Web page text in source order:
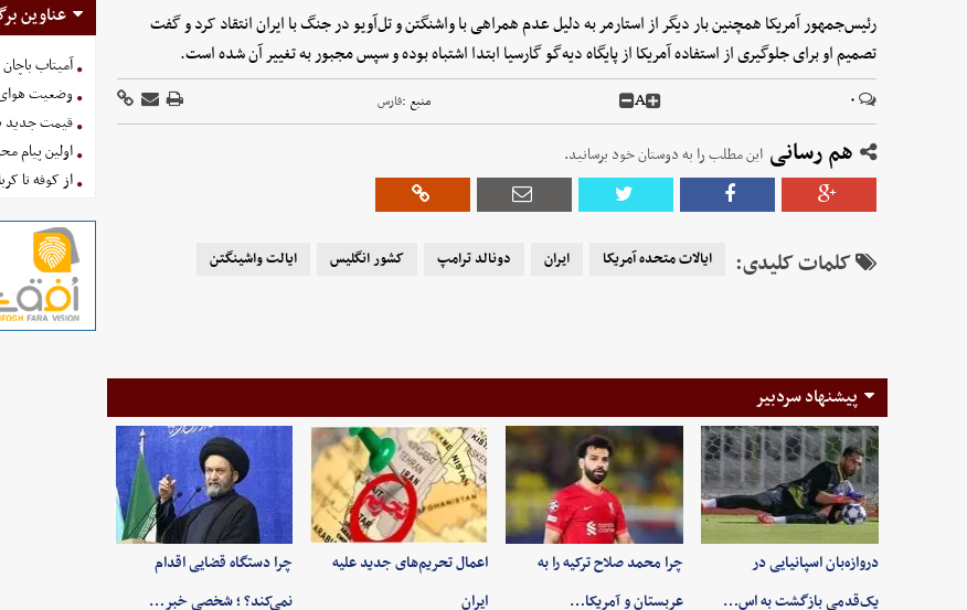
رئیس‌جمهور آمریکا همچنین بار دیگر از استارمر به دلیل عدم همراهی با واشنگتن و تل‌آویو در جنگ با ایران انتقاد کرد و گفت
تصمیم او برای جلوگیری از استفاده آمریکا از پایگاه دیه‌گو گارسیا ابتدا اشتباه بوده و سپس مجبور به تغییر آن شده است.
۰ A منبع :فارس
هم رسانی این مطلب را به دوستان خود برسانید.
کلمات کلیدی: ایالات متحده آمریکا ایران دونالد ترامپ کشور انگلیس ایالت واشینگتن
پیشنهاد سردبیر
دروازه‌بان اسپانیایی در
یک‌قدمی بازگشت به اس…
چرا محمد صلاح ترکیه را به
عربستان و آمریکا…
اعمال تحریم‌های جدید علیه
ایران
چرا دستگاه قضایی اقدام
نمی‌کند؟ ؛ شخصی خبر…
عناوین
آمیتاب
وضعیت هوای
قیمت جدید طلا و سکه
اولین پیام
از کوفه تا